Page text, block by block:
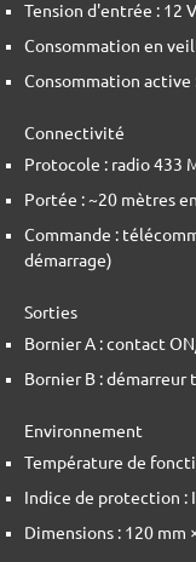
Tension d'entrée : 12
Consommation en
Consommation active
Connectivité
Protocole : radio 433
Portée : ~20 mètres
Commande :
démarrage)
Sorties
Bornier A : contact
Bornier B : démarreur
Environnement
Température de
Indice de protection :
Dimensions : 120 mm